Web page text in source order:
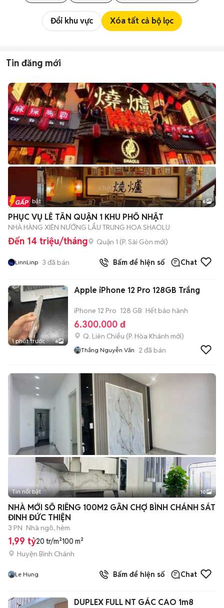
Đổi khu vực Xóa tất cả bộ lọc
Tin đăng mới
+2
Tin nổi bật 6
PHỤC VỤ LỄ TÂN QUẬN 1 KHU PHỐ NHẬT
NHÀ HÀNG XIÊN NƯỚNG LẨU TRUNG HOA SHAOLU
Đến 14 triệu/tháng Quận 1 (P. Sài Gòn mới)
LinnLinp 3 đã bán Bấm để hiện số Chat
1 phút trước 4
Apple iPhone 12 Pro 128GB Trắng
iPhone 12 Pro 128 GB Hết bảo hành
6.300.000 đ
Q. Liên Chiểu (P. Hòa Khánh mới)
Thắng Nguyễn Văn 2 đã bán
+2
Tin nổi bật 10
NHÀ MỚI SỔ RIÊNG 100M2 GẦN CHỢ BÌNH CHÁNH SÁT
ĐINH ĐỨC THIỆN
3 PN Nhà ngõ, hẻm
1,99 tỷ20 tr/m²100 m²
Huyện Bình Chánh
Le Hung Bấm để hiện số Chat
DUPLEX FULL NT GÁC CAO 1m8